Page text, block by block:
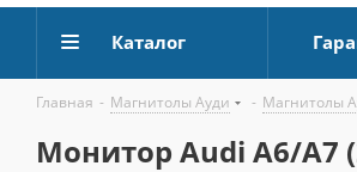
Каталог
Главная - Магнитолы Ауди - Магнитолы
Монитор Audi A6/A7